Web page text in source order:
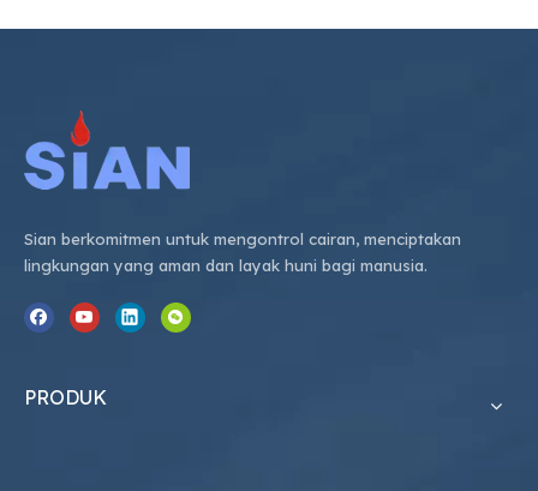
Sian berkomitmen untuk mengontrol cairan, menciptakan
lingkungan yang aman dan layak huni bagi manusia.
PRODUK